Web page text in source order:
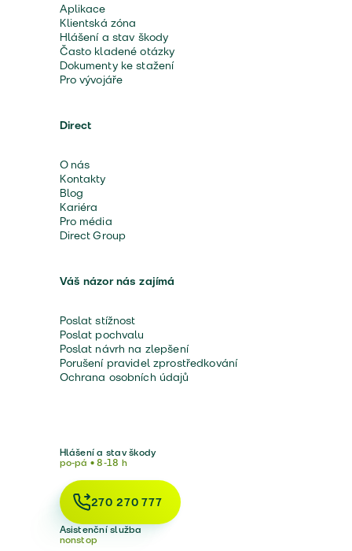
Aplikace
Klientská zóna
Hlášení a stav škody
Často kladené otázky
Dokumenty ke stažení
Pro vývojáře
Direct
O nás
Kontakty
Blog
Kariéra
Pro média
Direct Group
Váš názor nás zajímá
Poslat stížnost
Poslat pochvalu
Poslat návrh na zlepšení
Porušení pravidel zprostředkování
Ochrana osobních údajů
Hlášení a stav škody
po-pá • 8-18 h
270 270 777
Asistenční služba
nonstop